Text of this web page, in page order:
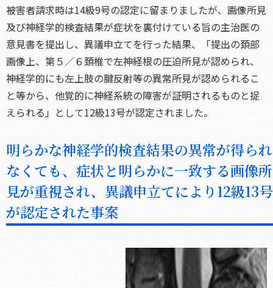
被害者請求時は14級9号の認定に留まりましたが、画像所見
及び神経学的検査結果が症状を裏付けている旨の主治医の
意見書を提出し、異議申立てを行った結果、「提出の頚部
画像上、第５／６頚椎で左神経根の圧迫所見が認められ、
神経学的にも左上肢の腱反射等の異常所見が認められるこ
と等から、他覚的に神経系統の障害が証明されるものと捉
えられる」として12級13号が認定されました。
明らかな神経学的検査結果の異常が得られ
なくても、症状と明らかに一致する画像所
見が重視され、異議申立てにより12級13号
が認定された事案